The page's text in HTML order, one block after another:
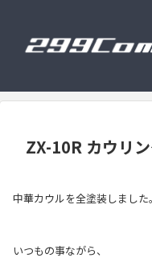
ZX-10R カウリ
中華カウルを全塗装しました。
いつもの事ながら、